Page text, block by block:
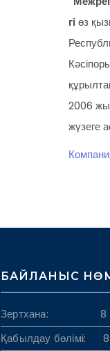
гі өз
2006
жүзеге
БАЙЛАНЫС
Зертхана: 8
Қабылдау бөлімі: